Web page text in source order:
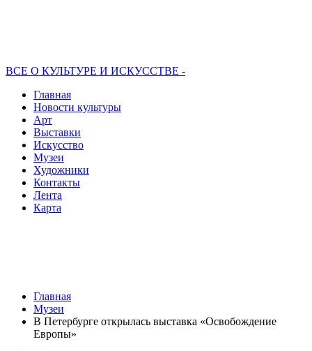
ВСЕ О КУЛЬТУРЕ И ИСКУССТВЕ -
Главная
Новости культуры
Арт
Выставки
Искусство
Музеи
Художники
Контакты
Лента
Карта
Главная
Музеи
В Петербурге открылась выставка «Освобождение
Европы»